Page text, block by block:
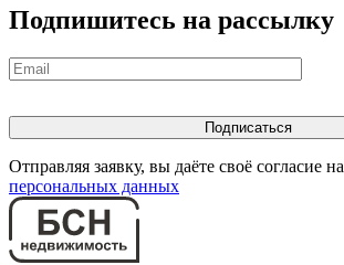
Подпишитесь на рассылку
Отправляя заявку, вы даёте своё согласие на
персональных данных